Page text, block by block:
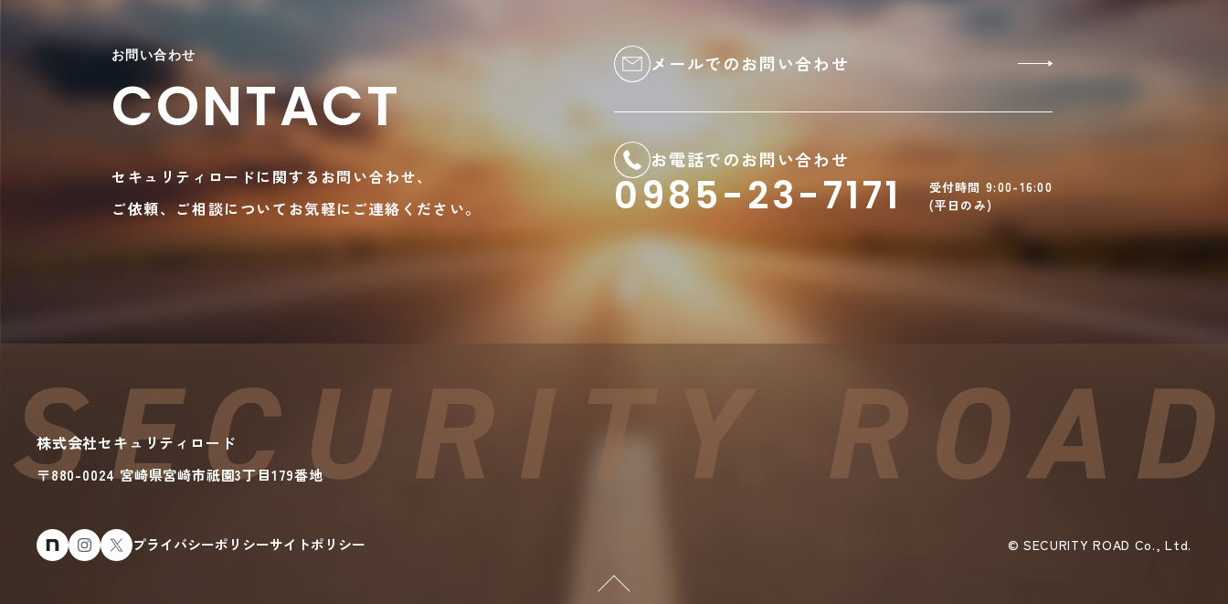
お問い合わせ
CONTACT
セキュリティロードに関するお問い合わせ、
ご依頼、ご相談についてお気軽にご連絡ください。
メールでのお問い合わせ
お電話でのお問い合わせ
0985-23-7171
受付時間 9:00-16:00
(平日のみ)
株式会社セキュリティロード
〒880-0024 宮崎県宮崎市祇園3丁目179番地
プライバシーポリシーサイトポリシー ©︎ SECURITY ROAD Co., Ltd.